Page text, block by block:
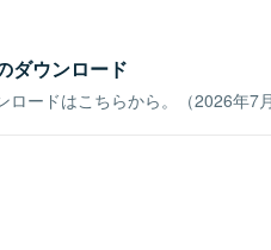
ダウンロード
ロードはこちらから。（2026年7